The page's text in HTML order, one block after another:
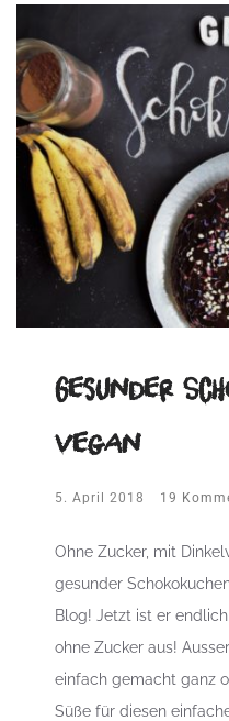
Gesunder
vegan
5. April 2018 19
Ohne Zucker, mit
gesunder
Blog! Jetzt ist er
ohne Zucker aus!
einfach gemacht ganz
Süße für diesen